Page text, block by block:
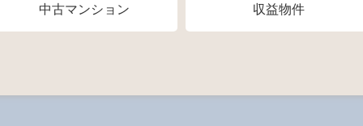
中古マンション 収益物件